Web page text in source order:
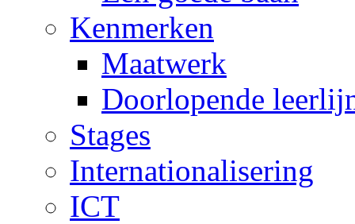
Kenmerken
Maatwerk
Doorlopende
Stages
Internationalisering
ICT